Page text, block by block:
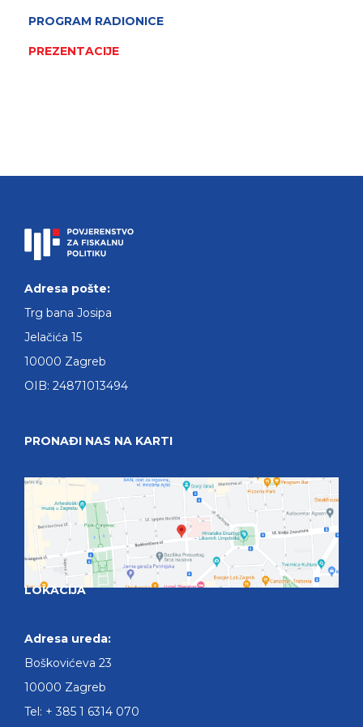
PROGRAM RADIONICE
PREZENTACIJE
Adresa pošte:
Trg bana Josipa
Jelačića 15
10000 Zagreb
OIB: 24871013494
PRONAĐI NAS NA KARTI
LOKACIJA
Adresa ureda:
Boškovićeva 23
10000 Zagreb
Tel: + 385 1 6314 070